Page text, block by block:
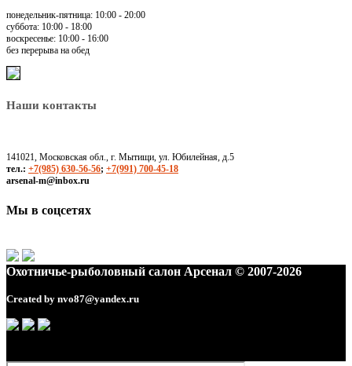
понедельник-пятница: 10:00 - 20:00
суббота: 10:00 - 18:00
воскресенье: 10:00 - 16:00
без перерыва на обед
Наши контакты
141021, Московская обл., г. Мытищи, ул. Юбилейная, д.5
тел.: +7(985) 630-56-56; +7(991) 700-45-18
arsenal-m@inbox.ru
Мы в соцсетях
Охотничье-рыболовный салон Арсенал © 2007-2026
Created by nvo87@yandex.ru